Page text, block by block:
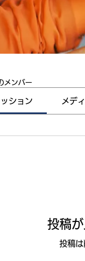
メンバー
ション メデ
投稿
投稿